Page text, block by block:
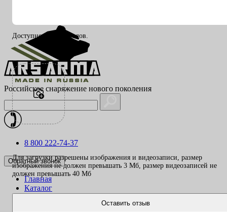
Российское снаряжение нового поколения
8 800 222-74-37
Обратный звонок
Главная
Каталог
Доступно 200 символов.
Для загрузки разрешены изображения и видеозаписи, размер
изображения не должен превышать 3 Mб, размер видеозаписей не
должен превышать 40 Mб
Оставить отзыв